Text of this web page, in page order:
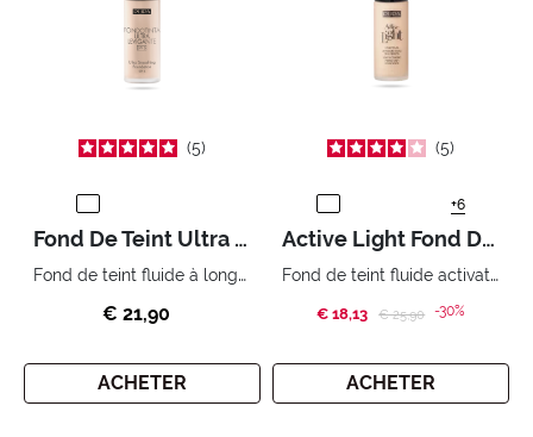
5
Fond De Teint Ultra Lissant
Fond de teint fluide à longue tenue pour une peau lisse.
€ 21,90
ACHETER
5
+6
Active Light Fond De Teint Fluide
Fond de teint fluide activateur de lumière. Une peau parfaite et lumineuse.
€ 18,13 Price reduced from
€ 25,90to-30%
ACHETER